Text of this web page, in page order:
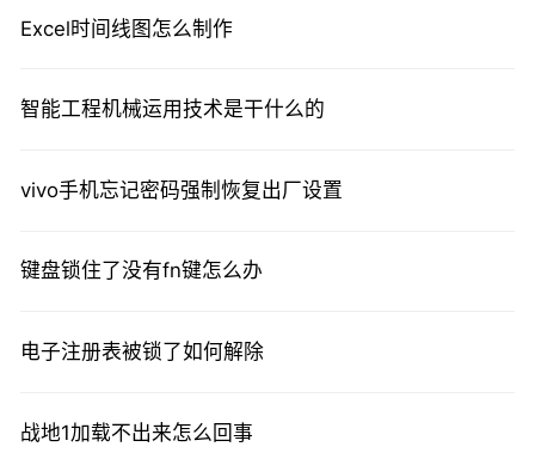
Excel时间线图怎么制作
智能工程机械运用技术是干什么的
vivo手机忘记密码强制恢复出厂设置
键盘锁住了没有fn键怎么办
电子注册表被锁了如何解除
战地1加载不出来怎么回事